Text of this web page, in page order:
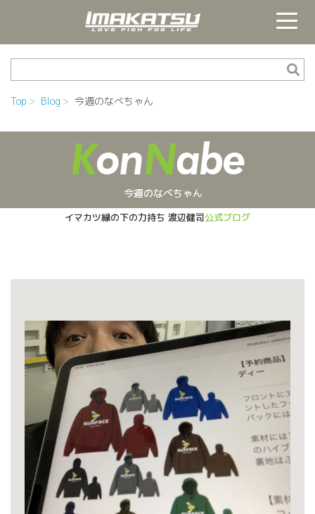
Top Blog 今週のなべちゃん
今週のなべちゃん
イマカツ縁の下の力持ち 渡辺健司公式ブログ